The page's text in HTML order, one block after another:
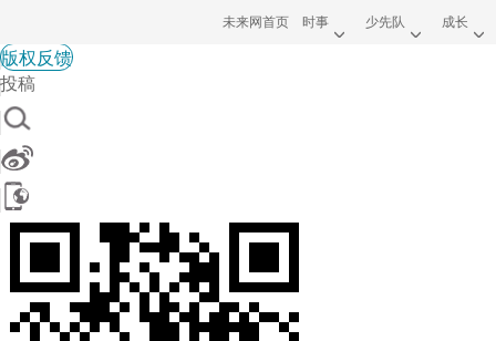
未来网首页 时事 少先队 成长
版权反馈
投稿